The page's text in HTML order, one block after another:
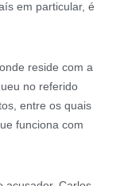
em particular, é
reside com a
no referido
entre os quais
funciona com